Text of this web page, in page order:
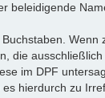
beleidigende
die
im DPF
hierdurch zu